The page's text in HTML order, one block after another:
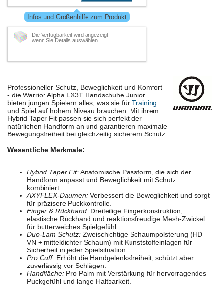
Infos und Größenhilfe zum Produkt
Die Verfügbarkeit wird angezeigt,
wenn Sie Details auswählen.
Professioneller Schutz, Beweglichkeit und Komfort
- die Warrior Alpha LX3T Handschuhe Junior
bieten jungen Spielern alles, was sie für Training
und Spiel auf hohem Niveau brauchen. Mit ihrem
Hybrid Taper Fit passen sie sich perfekt der
natürlichen Handform an und garantieren maximale
Bewegungsfreiheit bei gleichzeitig sicherem Schutz.
Wesentliche Merkmale:
Hybrid Taper Fit:Anatomische Passform, die sich der
Handform anpasst und Beweglichkeit mit Schutz
kombiniert.
AXYFLEX-Daumen: Verbessert die Beweglichkeit und sorgt
für präzisere Puckkontrolle.
Finger & Rückhand: Dreiteilige Fingerkonstruktion,
elastische Rückhand und reaktionsfreudige Mesh-Zwickel
für butterweiches Spielgefühl.
Duo-Lam Schutz: Zweischichtige Schaumpolsterung (HD
VN + mitteldichter Schaum) mit Kunststoffeinlagen für
Sicherheit in jeder Spielsituation.
Pro Cuff: Erhöht die Handgelenksfreiheit, schützt aber
zuverlässig vor Schlägen.
Handfläche: Pro Palm mit Verstärkung für hervorragendes
Puckgefühl und lange Haltbarkeit.